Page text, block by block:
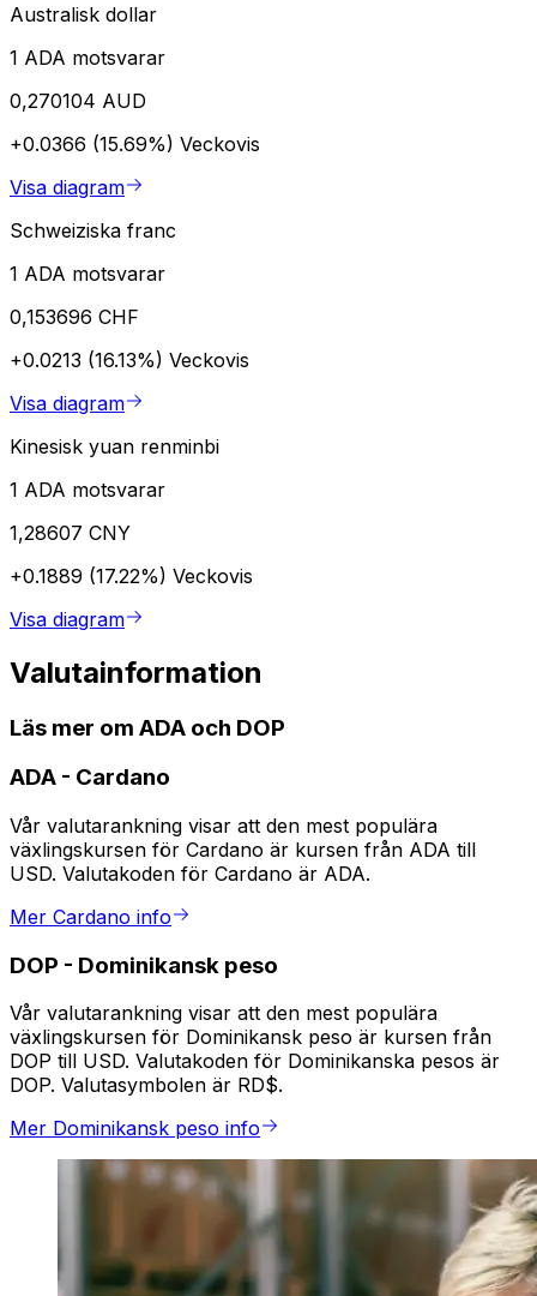
Australisk dollar
1 ADA motsvarar
0,270104 AUD
+0.0366 (15.69%) Veckovis
Visa diagram
Schweiziska franc
1 ADA motsvarar
0,153696 CHF
+0.0213 (16.13%) Veckovis
Visa diagram
Kinesisk yuan renminbi
1 ADA motsvarar
1,28607 CNY
+0.1889 (17.22%) Veckovis
Visa diagram
Valutainformation
Läs mer om ADA och DOP
ADA - Cardano
Vår valutarankning visar att den mest populära
växlingskursen för Cardano är kursen från ADA till
USD. Valutakoden för Cardano är ADA.
Mer Cardano info
DOP - Dominikansk peso
Vår valutarankning visar att den mest populära
växlingskursen för Dominikansk peso är kursen från
DOP till USD. Valutakoden för Dominikanska pesos är
DOP. Valutasymbolen är RD$.
Mer Dominikansk peso info